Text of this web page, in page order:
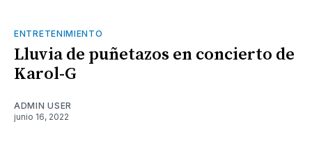
ENTRETENIMIENTO
Lluvia de puñetazos en concierto de
Karol-G
ADMIN USER
junio 16, 2022